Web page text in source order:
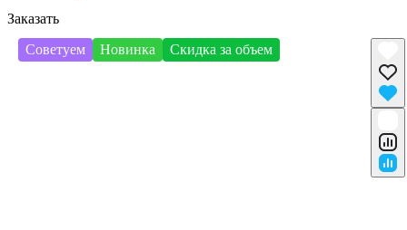
Заказать
Советуем
Новинка Скидка за объем